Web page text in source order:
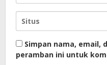
Simpan nama, email,
peramban ini untuk